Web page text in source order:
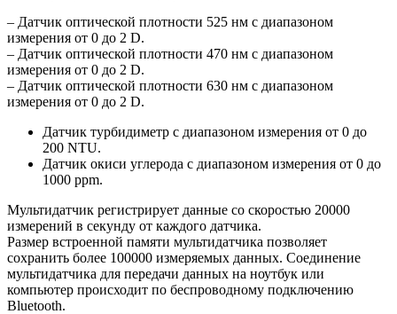
– Датчик оптической плотности 525 нм с диапазоном
измерения от 0 до 2 D.
– Датчик оптической плотности 470 нм с диапазоном
измерения от 0 до 2 D.
– Датчик оптической плотности 630 нм с диапазоном
измерения от 0 до 2 D.
Датчик турбидиметр с диапазоном измерения от 0 до
200 NTU.
Датчик окиси углерода с диапазоном измерения от 0 до
1000 ppm.
Мультидатчик регистрирует данные со скоростью 20000
измерений в секунду от каждого датчика.
Размер встроенной памяти мультидатчика позволяет
сохранить более 100000 измеряемых данных. Соединение
мультидатчика для передачи данных на ноутбук или
компьютер происходит по беспроводному подключению
Bluetooth.